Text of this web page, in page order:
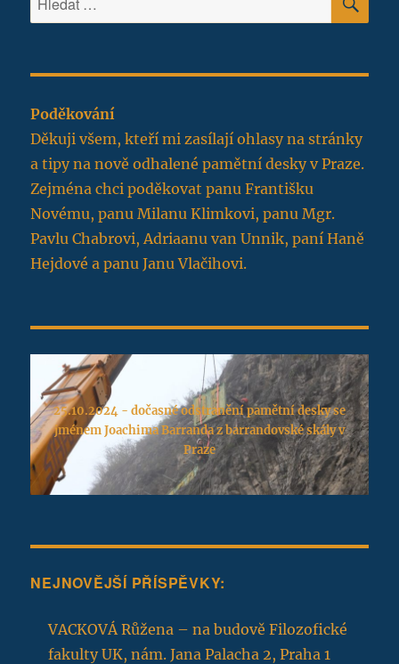
Poděkování
Děkuji všem, kteří mi zasílají ohlasy na stránky
a tipy na nově odhalené pamětní desky v Praze.
Zejména chci poděkovat panu Františku
Novému, panu Milanu Klimkovi, panu Mgr.
Pavlu Chabrovi, Adriaanu van Unnik, paní Haně
Hejdové a panu Janu Vlačihovi.
25.10.2024 - dočasné odstranění pamětní desky se
jménem Joachima Barranda z barrandovské skály v
Praze
NEJNOVĚJŠÍ PŘÍSPĚVKY:
VACKOVÁ Růžena – na budově Filozofické
fakulty UK, nám. Jana Palacha 2, Praha 1